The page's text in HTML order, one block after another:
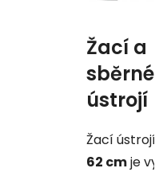
Žací a
sběrné
ústrojí
Žací ústrojí
62 cmje